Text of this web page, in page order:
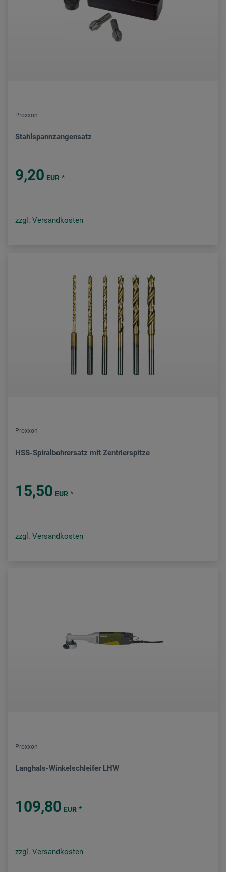
Proxxon
Stahlspannzangensatz
9,20 EUR *
zzgl. Versandkosten
Proxxon
HSS-Spiralbohrersatz mit Zentrierspitze
15,50 EUR *
zzgl. Versandkosten
Proxxon
Langhals-Winkelschleifer LHW
109,80 EUR *
zzgl. Versandkosten